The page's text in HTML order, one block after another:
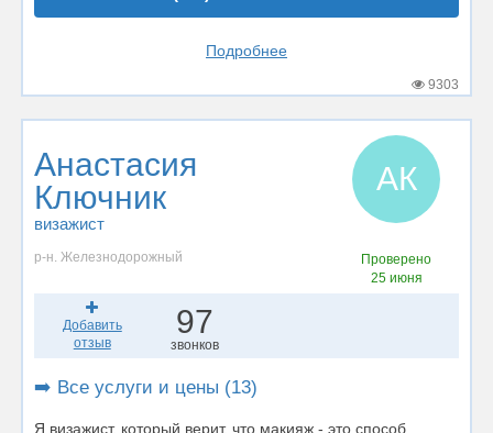
Подробнее
9303
Анастасия
Ключник
визажист
АК
р-н. Железнодорожный
Проверено
25 июня
Добавить
отзыв
97
звонков
➡️ Все услуги и цены (13)
Я визажист, который верит, что макияж - это способ